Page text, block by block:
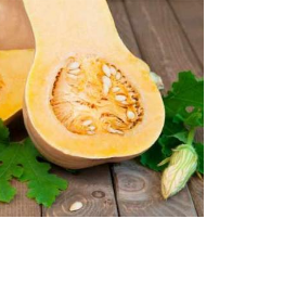
Тыква в контейнере
Тыква в средней
полосе